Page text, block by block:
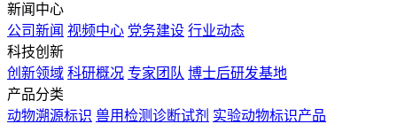
新闻中心
公司新闻 视频中心 党务建设 行业动态
科技创新
创新领域 科研概况 专家团队 博士后研发基地
产品分类
动物溯源标识 兽用检测诊断试剂 实验动物标识产品